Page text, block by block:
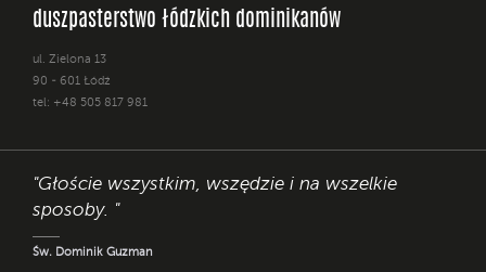
duszpasterstwo łódzkich dominikanów
ul. Zielona 13
90 - 601 Łódź
tel: +48 505 817 981
"Głoście wszystkim, wszędzie i na wszelkie
sposoby. "
Św. Dominik Guzman